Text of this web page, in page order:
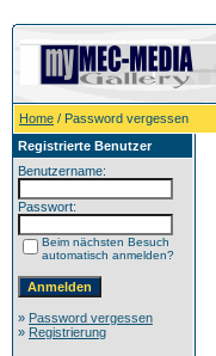
Home / Password vergessen
Registrierte Benutzer
Benutzername:
Passwort:
Beim nächsten Besuch
automatisch anmelden?
» Password vergessen
» Registrierung